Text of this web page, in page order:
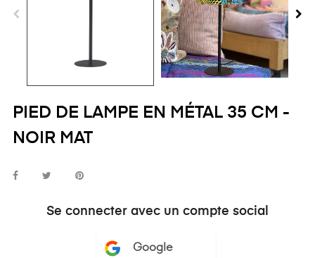
PIED DE LAMPE EN MÉTAL 35 CM -
NOIR MAT
Se connecter avec un compte social
Google